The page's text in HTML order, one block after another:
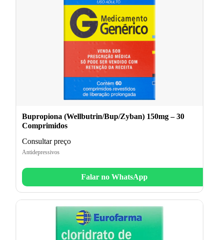
Bupropiona (Wellbutrin/Bup/Zyban) 150mg – 30
Comprimidos
Consultar preço
Antidepressivos
Falar no WhatsApp